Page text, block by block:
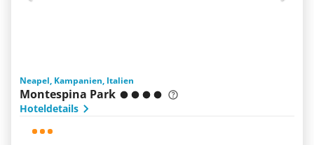
Neapel, Kampanien, Italien
Montespina Park
Hoteldetails